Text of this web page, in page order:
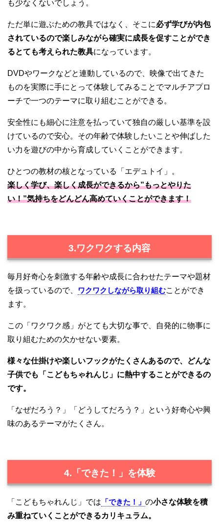
も少なくないでしょう。
ただ単に遊ぶための教具ではなく、そこに必ず学びが内包
されているので楽しみながら確実に成長を促すことができ
るとても考えられた教具になっています。
DVDやワークなどと連動しているので、映像で出てきた
ものを実際に手にとって体験してみることでマルチアプロ
ーチで一つのテーマに取り組むことができる。
安全性にも細心に注意を払っていて独自の厳しい基準を設
けているので安心。その年齢で体験したいことや伸ばした
い力を遊びの中から育成していくことができます。
ひとつの教材の核となっている「エデュトイ」。
楽しく学び、楽しく成長ができるから”もっとやりた
い！”気持ちをどんどん高めていくことができます！
3.ワクワクする内容
毎月好奇心を刺激する年齢や成長に合わせたテーマや題材
を扱っているので、
ワクワクしながら取り組むことができ
ます。
この「ワクワク感」がとても大切な事で、自発的に物事に
取り組むための欠かせない要素。
様々な仕掛けや楽しいフックがたくさんあるので、どんな
子供でも「こどもちゃれんじ」に熱中することができるの
です。
「なぜだろう？」「どうしてだろう？」という好奇心や興
味のあるテーマがたくさん。
4.「できた！」を体験
「こどもちゃれんじ」では 「できた！」 の小さな体験を積
み重ねていくことができるカリキュラム。